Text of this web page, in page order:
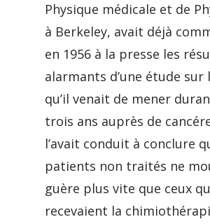
Physique médicale et de
à Berkeley, avait déjà
en 1956 à la presse les
alarmants d’une étude sur
qu’il venait de mener
trois ans auprès de
l’avait conduit à conclure
patients non traités ne
guère plus vite que ceux
recevaient la